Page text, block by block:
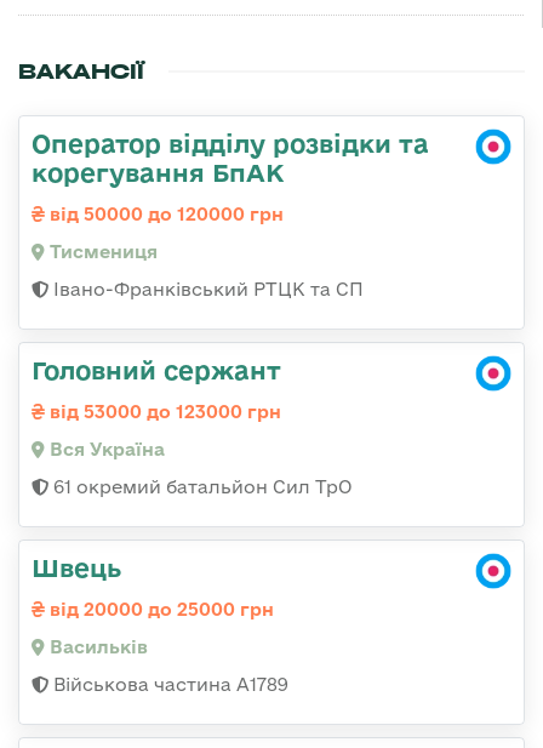
ВАКАНСІЇ
Оператор відділу розвідки та
корегування БпАК
від 50000 до 120000 грн
Тисмениця
Івано-Франківський РТЦК та СП
Головний сержант
від 53000 до 123000 грн
Вся Україна
61 окремий батальйон Сил ТрО
Швець
від 20000 до 25000 грн
Васильків
Військова частина А1789